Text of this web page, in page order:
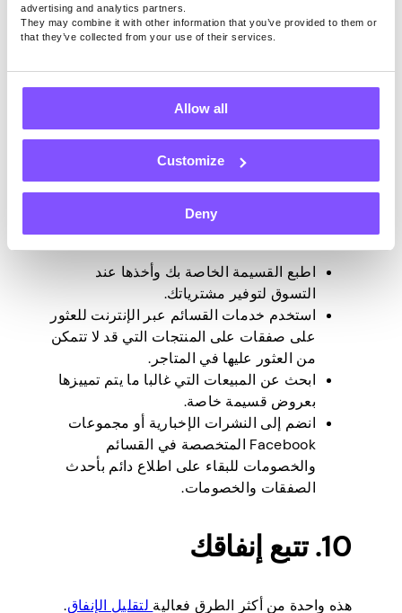
advertising and analytics partners.
They may combine it with other information that you’ve provided to them or
that they’ve collected from your use of their services.
Allow all
Customize
Deny
والمخبوزات الأخرى في وقت لاحق من المساء.
تتمتع العديد من المتاجر بخصومات بنسبة 50٪ +
إلى التخلص منها.
9. استخدم القسائم
القسائم هيوسيلة لتوفير المالعند العمل
بميزانية محدودة. فيما يلي خمس نصائح حول
استخدامها:
اطبع القسيمة الخاصة بك وأخذها عند
التسوق لتوفير مشترياتك.
استخدم خدمات القسائم عبر الإنترنت للعثور
على صفقات على المنتجات التي قد لا تتمكن
من العثور عليها في المتاجر.
ابحث عن المبيعات التي غالبا ما يتم تمييزها
بعروض قسيمة خاصة.
انضم إلى النشرات الإخبارية أو مجموعات
Facebook المتخصصة في القسائم
والخصومات للبقاء على اطلاع دائم بأحدث
الصفقات والخصومات.
10. تتبع إنفاقك
هذه واحدة من أكثر الطرق فعالية لتقليل الإنفاق.